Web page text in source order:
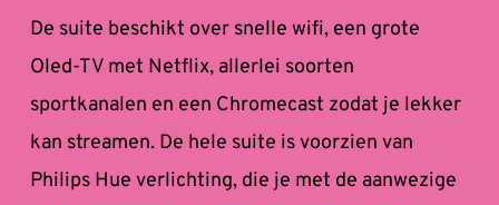
De suite beschikt over snelle wifi, een grote
Oled-TV met Netflix, allerlei soorten
sportkanalen en een Chromecast zodat je lekker
kan streamen. De hele suite is voorzien van
Philips Hue verlichting, die je met de aanwezige